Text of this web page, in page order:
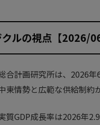
ルの視点【2026/
合計画研究所は、2026
東情勢と広範な供給制約
質GDP成長率は2026年